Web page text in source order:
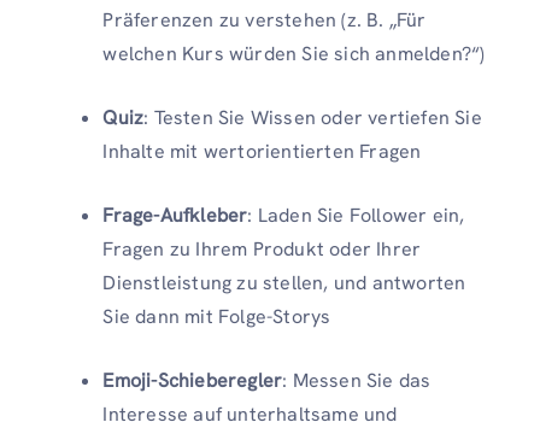
Präferenzen zu verstehen (z. B. „Für
welchen Kurs würden Sie sich anmelden?“)
Quiz: Testen Sie Wissen oder vertiefen Sie
Inhalte mit wertorientierten Fragen
Frage-Aufkleber: Laden Sie Follower ein,
Fragen zu Ihrem Produkt oder Ihrer
Dienstleistung zu stellen, und antworten
Sie dann mit Folge-Storys
Emoji-Schieberegler: Messen Sie das
Interesse auf unterhaltsame und